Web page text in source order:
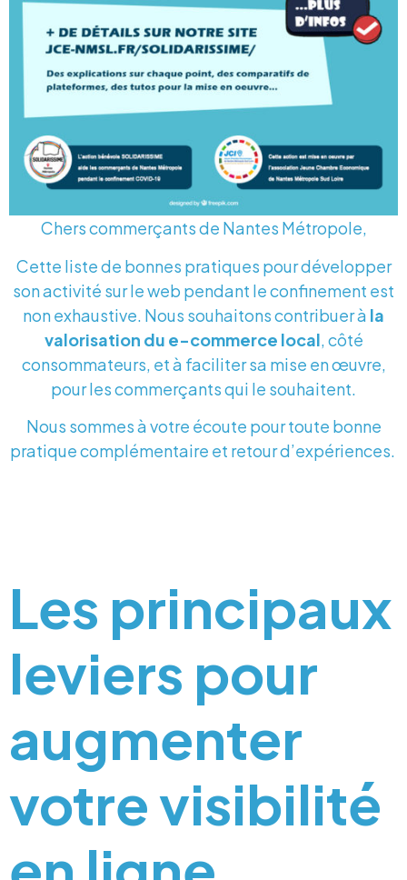
Chers commerçants de Nantes Métropole,
Cette liste de bonnes pratiques pour développer
son activité sur le web pendant le confinement est
non exhaustive. Nous souhaitons contribuer à la
valorisation du e-commerce local, côté
consommateurs, et à faciliter sa mise en œuvre,
pour les commerçants qui le souhaitent.
Nous sommes à votre écoute pour toute bonne
pratique complémentaire et retour d’expériences.
Les principaux
leviers pour
augmenter
votre visibilité